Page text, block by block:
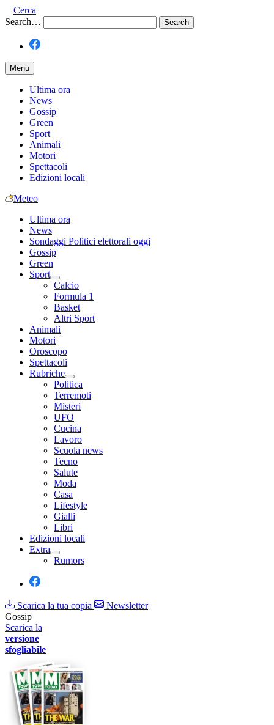
Cerca
Search…
Menu
Ultima ora
News
Gossip
Green
Sport
Animali
Motori
Spettacoli
Edizioni locali
Meteo
Ultima ora
News
Sondaggi Politici elettorali oggi
Gossip
Green
Sport
Calcio
Formula 1
Basket
Altri Sport
Animali
Motori
Oroscopo
Spettacoli
Rubriche
Politica
Terremoti
Misteri
UFO
Cucina
Lavoro
Scuola news
Tecno
Salute
Moda
Casa
Lifestyle
Gialli
Libri
Edizioni locali
Extra
Rumors
Scarica la tua copia
Newsletter
Gossip
Scarica la
versione
sfogliabile